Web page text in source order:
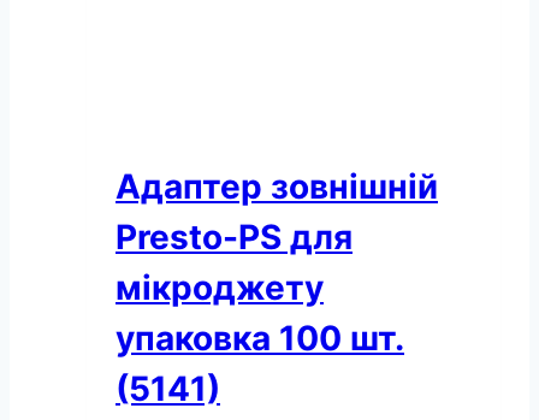
Адаптер зовнішній
Presto-PS для
мікроджету
упаковка 100 шт.
(5141)